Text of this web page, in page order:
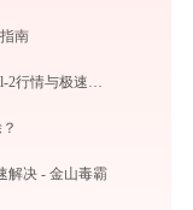
南
同花顺PC版使用教程：AI智能选股、Level-2行情与极速交易一站式炒股指南
解决 - 金山毒霸